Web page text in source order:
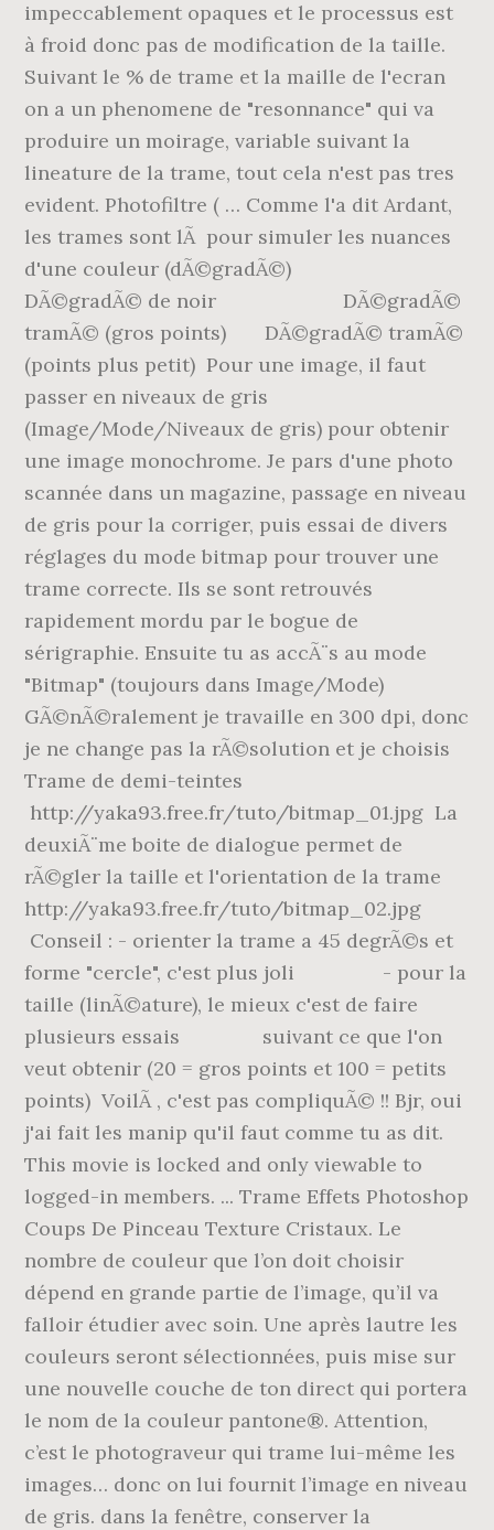
impeccablement opaques et le processus est
à froid donc pas de modification de la taille.
Suivant le % de trame et la maille de l'ecran
on a un phenomene de "resonnance" qui va
produire un moirage, variable suivant la
lineature de la trame, tout cela n'est pas tres
evident. Photofiltre ( … Comme l'a dit Ardant,
les trames sont lÃ pour simuler les nuances
d'une couleur (dÃ©gradÃ©)
DÃ©gradÃ© de noir DÃ©gradÃ©
tramÃ© (gros points) DÃ©gradÃ© tramÃ©
(points plus petit) Pour une image, il faut
passer en niveaux de gris
(Image/Mode/Niveaux de gris) pour obtenir
une image monochrome. Je pars d'une photo
scannée dans un magazine, passage en niveau
de gris pour la corriger, puis essai de divers
réglages du mode bitmap pour trouver une
trame correcte. Ils se sont retrouvés
rapidement mordu par le bogue de
sérigraphie. Ensuite tu as accÃ¨s au mode
"Bitmap" (toujours dans Image/Mode)
GÃ©nÃ©ralement je travaille en 300 dpi, donc
je ne change pas la rÃ©solution et je choisis
Trame de demi-teintes
http://yaka93.free.fr/tuto/bitmap_01.jpg La
deuxiÃ¨me boite de dialogue permet de
rÃ©gler la taille et l'orientation de la trame
http://yaka93.free.fr/tuto/bitmap_02.jpg
Conseil : - orienter la trame a 45 degrÃ©s et
forme "cercle", c'est plus joli - pour la
taille (linÃ©ature), le mieux c'est de faire
plusieurs essais suivant ce que l'on
veut obtenir (20 = gros points et 100 = petits
points) VoilÃ , c'est pas compliquÃ© !! Bjr, oui
j'ai fait les manip qu'il faut comme tu as dit.
This movie is locked and only viewable to
logged-in members. ... Trame Effets Photoshop
Coups De Pinceau Texture Cristaux. Le
nombre de couleur que l’on doit choisir
dépend en grande partie de l’image, qu’il va
falloir étudier avec soin. Une après lautre les
couleurs seront sélectionnées, puis mise sur
une nouvelle couche de ton direct qui portera
le nom de la couleur pantone®. Attention,
c’est le photograveur qui trame lui-même les
images… donc on lui fournit l’image en niveau
de gris. dans la fenêtre, conserver la